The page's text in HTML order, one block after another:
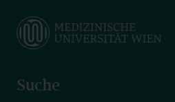
main
Suche